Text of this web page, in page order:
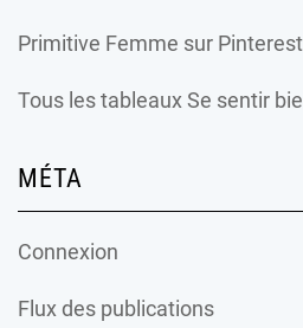
Primitive Femme sur Pinterest
Tous les tableaux Se sentir
MÉTA
Connexion
Flux des publications